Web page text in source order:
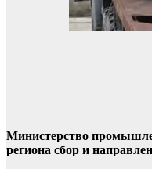
Министерство
региона сбор и